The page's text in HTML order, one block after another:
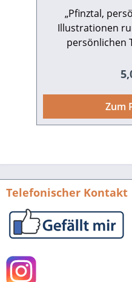
„Pfinztal,
Illustrationen
persönlichen
Kulturpreises
Illustrationen von
12
Zum
Telefonischer Kontakt